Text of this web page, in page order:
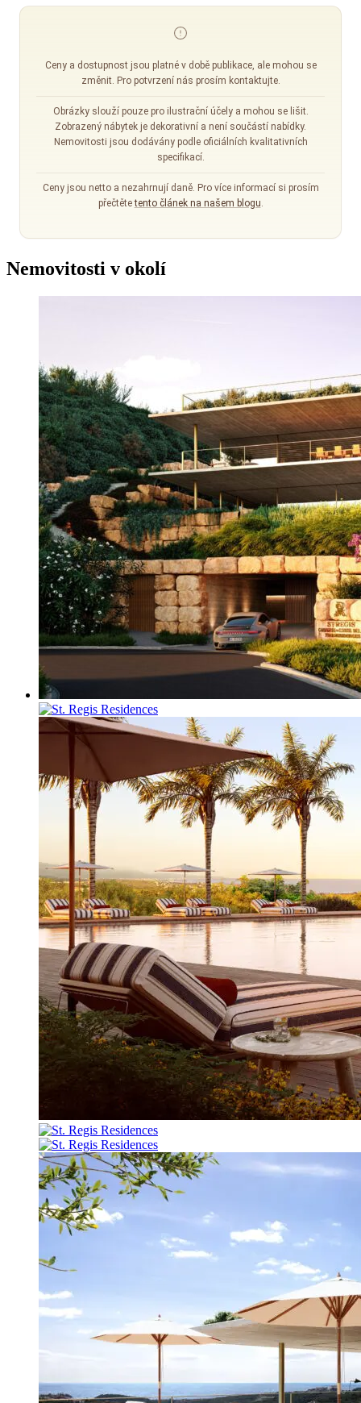
Ceny a dostupnost jsou platné v době publikace, ale mohou se
změnit. Pro potvrzení nás prosím kontaktujte.
Obrázky slouží pouze pro ilustrační účely a mohou se lišit.
Zobrazený nábytek je dekorativní a není součástí nabídky.
Nemovitosti jsou dodávány podle oficiálních kvalitativních
specifikací.
Ceny jsou netto a nezahrnují daně. Pro více informací si prosím
přečtětetento článek na našem blogu.
Nemovitosti v okolí